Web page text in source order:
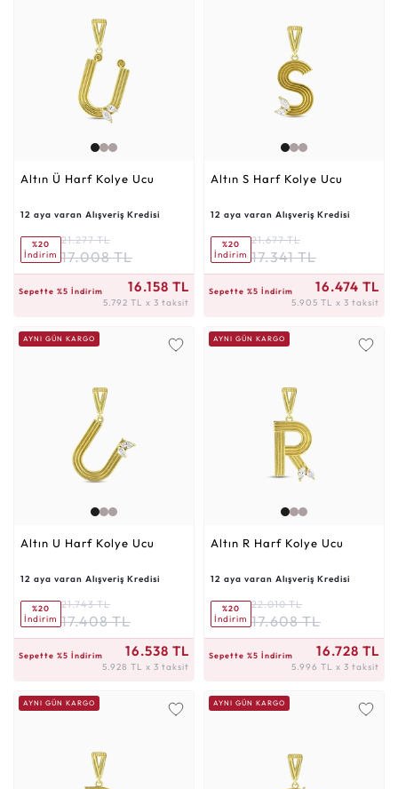
Altın Ü Harf Kolye Ucu
12 aya varan Alışveriş Kredisi
%20
İndirim
21.277 TL
17.008 TL
Sepette %5 İndirim 16.158 TL
5.792 TL x 3 taksit
Altın S Harf Kolye Ucu
12 aya varan Alışveriş Kredisi
%20
İndirim
21.677 TL
17.341 TL
Sepette %5 İndirim 16.474 TL
5.905 TL x 3 taksit
AYNI GÜN KARGO
Altın U Harf Kolye Ucu
12 aya varan Alışveriş Kredisi
%20
İndirim
21.743 TL
17.408 TL
Sepette %5 İndirim 16.538 TL
5.928 TL x 3 taksit
AYNI GÜN KARGO
Altın R Harf Kolye Ucu
12 aya varan Alışveriş Kredisi
%20
İndirim
22.010 TL
17.608 TL
Sepette %5 İndirim 16.728 TL
5.996 TL x 3 taksit
AYNI GÜN KARGO AYNI GÜN KARGO